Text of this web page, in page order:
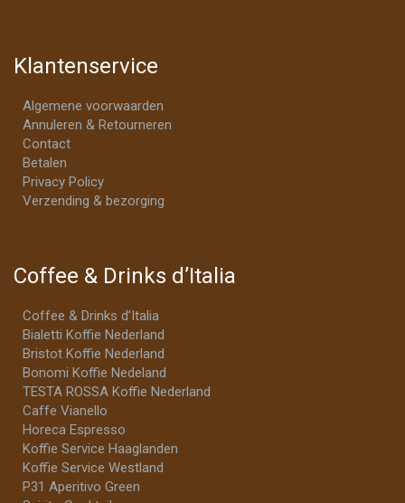
Klantenservice
Algemene voorwaarden
Annuleren & Retourneren
Contact
Betalen
Privacy Policy
Verzending & bezorging
Coffee & Drinks d’Italia
Coffee & Drinks d’Italia
Bialetti Koffie Nederland
Bristot Koffie Nederland
Bonomi Koffie Nedeland
TESTA ROSSA Koffie Nederland
Caffe Vianello
Horeca Espresso
Koffie Service Haaglanden
Koffie Service Westland
P31 Aperitivo Green